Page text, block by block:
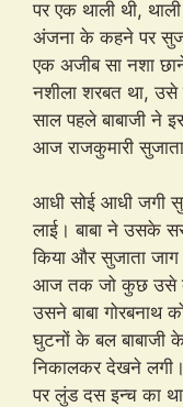
पर एक थाली थी,
अंजना के कहने पर
एक अजीब सा नशा
नशीला शरबत था, उसे
साल पहले बाबाजी ने
आज राजकुमारी सुजाता
आधी सोई आधी जगी
लाई। बाबा ने उसके
किया और सुजाता
आज तक जो कुछ उसे
उसने बाबा
घुटनों के बल बाबाजी
निकालकर देखने लगी।
पर लुंड दस इन्च का